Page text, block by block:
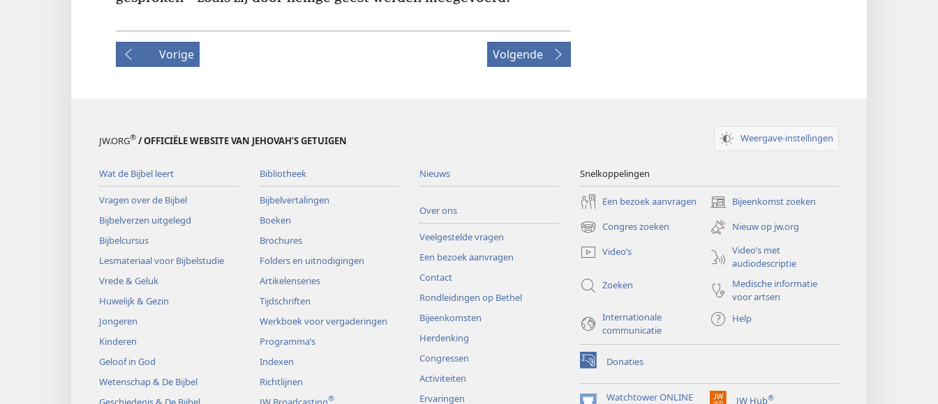
Vorige Volgende
JW.ORG® / OFFICIËLE WEBSITE VAN JEHOVAH’S GETUIGEN Weergave-instellingen
Wat de Bijbel leert
Vragen over de Bijbel
Bijbelverzen uitgelegd
Bijbelcursus
Lesmateriaal voor Bijbelstudie
Vrede & Geluk
Huwelijk & Gezin
Jongeren
Kinderen
Geloof in God
Wetenschap & De Bijbel
Bibliotheek
Bijbelvertalingen
Boeken
Brochures
Folders en uitnodigingen
Artikelenseries
Tijdschriften
Werkboek voor vergaderingen
Programma’s
Indexen
Richtlijnen
®
Nieuws
Over ons
Veelgestelde vragen
Een bezoek aanvragen
Contact
Rondleidingen op Bethel
Bijeenkomsten
Herdenking
Congressen
Activiteiten
Ervaringen
Snelkoppelingen
Een bezoek aanvragen Bijeenkomst zoeken
(opent
nieuw
venster)
Congres zoeken
(opent
nieuw
venster)
Nieuw op jw.org
Video’s
Video’s met
audiodescriptie
Zoeken
Medische informatie
voor artsen
Internationale
communicatie
Help
Donaties
(opent
nieuw
venster)Watchtower ONLINE
JW Hub®